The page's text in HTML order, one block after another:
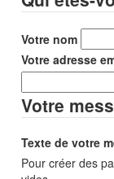
Votre nom
Votre adresse
Votre
Texte de votre
Pour créer des